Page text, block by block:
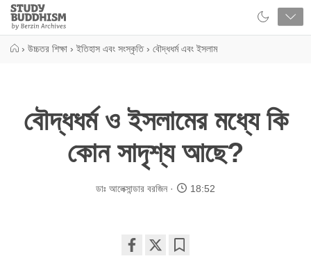
Close
Study
Buddhism
› উচ্চতর শিক্ষা › ইতিহাস এবং সংস্কৃতি › বৌদ্ধধর্ম এবং ইসলাম
বৌদ্ধধর্ম ও ইসলামের মধ্যে কি
কোন সাদৃশ্য আছে?
ডাঃ আলেক্সান্ডার বরজিন 18:52